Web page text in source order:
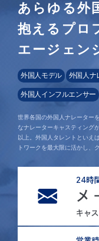
あらゆる外
抱えるプロ
エージェン
外国人モデル 外国人ナ
外国人インフルエンサー
世界各国の外国人ナレーター
なナレーターキャスティング
以上。外国人タレントといえ
トワークを最大限に活かし、